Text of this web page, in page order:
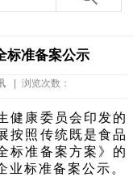
标准备案公示
浏览次数：
健康委员会印发的
按照传统既是食品
标准备案方案》的
标准备案公示。